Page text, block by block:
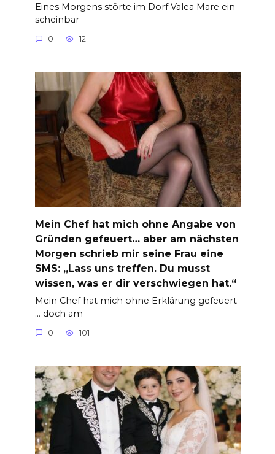
Eines Morgens störte im Dorf Valea Mare ein
scheinbar
0 12
Mein Chef hat mich ohne Angabe von
Gründen gefeuert… aber am nächsten
Morgen schrieb mir seine Frau eine
SMS: „Lass uns treffen. Du musst
wissen, was er dir verschwiegen hat.“
Mein Chef hat mich ohne Erklärung gefeuert
… doch am
0 101